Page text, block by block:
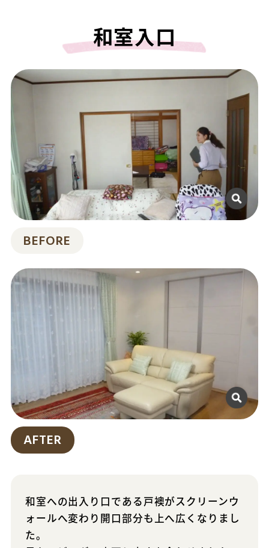
和室入口
BEFORE
AFTER
和室への出入り口である戸襖がスクリーンウ
ォールへ変わり開口部分も上へ広くなりまし
た。